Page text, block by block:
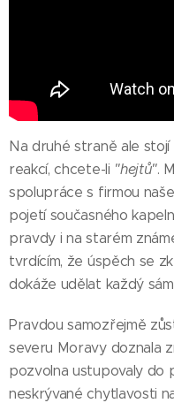
Na druhé straně ale stojí
reakcí, chcete-li "hejtů".
spolupráce s firmou
pojetí současného
pravdy i na starém
tvrdícím, že úspěch se
dokáže udělat každý
Pravdou samozřejmě
severu Moravy doznala
pozvolna ustupovaly do
neskrývané chytlavosti